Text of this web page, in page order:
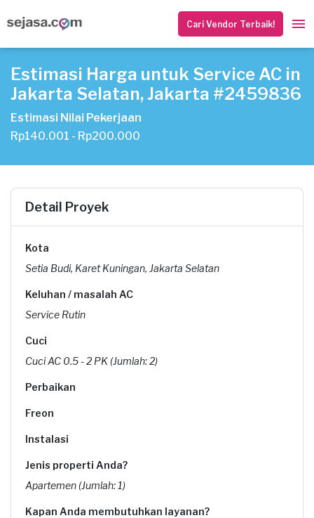
Cari Vendor Terbaik!
Estimasi Harga untuk Service AC in
Jakarta Selatan, Jakarta #2459836
Estimasi Nilai Pekerjaan
Rp140.001 - Rp200.000
Detail Proyek
Kota
Setia Budi, Karet Kuningan, Jakarta Selatan
Keluhan / masalah AC
Service Rutin
Cuci
Cuci AC 0.5 - 2 PK (Jumlah: 2)
Perbaikan
Freon
Instalasi
Jenis properti Anda?
Apartemen (Jumlah: 1)
Kapan Anda membutuhkan layanan?